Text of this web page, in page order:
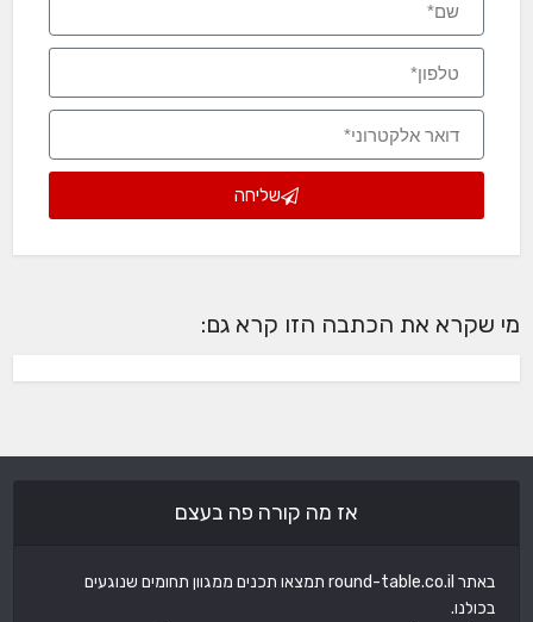
שליחה
מי שקרא את הכתבה הזו קרא גם:
אז מה קורה פה בעצם
באתר round-table.co.il תמצאו תכנים ממגוון תחומים שנוגעים
בכולנו.